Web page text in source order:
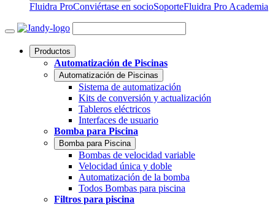
Fluidra ProConviértase en socioSoporteFluidra Pro Academia
Productos
Automatización de Piscinas
Automatización de Piscinas
Sistema de automatización
Kits de conversión y actualización
Tableros eléctricos
Interfaces de usuario
Bomba para Piscina
Bomba para Piscina
Bombas de velocidad variable
Velocidad única y doble
Automatización de la bomba
Todos Bombas para piscina
Filtros para piscina